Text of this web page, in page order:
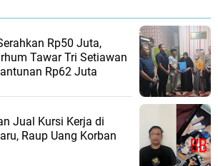
Rp50 Juta,
Tawar Tri Setiawan
Rp62 Juta
Jual Kursi Kerja di
Raup Uang Korban